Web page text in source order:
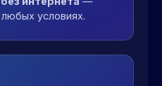
условиях.